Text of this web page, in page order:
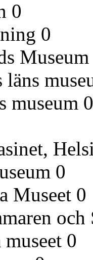
0
0
Museum
museum 0
0
Museet 0
och
0